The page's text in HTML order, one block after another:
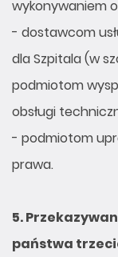
wykonywaniem
- dostawcom
dla Szpitala (w
podmiotom
obsługi
- podmiotom
prawa.
5.
państwa